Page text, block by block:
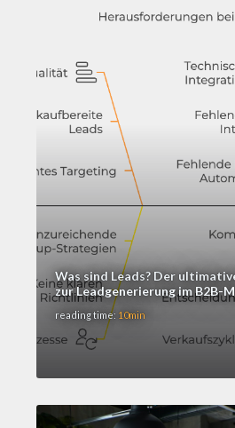
Was sind Leads? Der
zur Leadgenerierung im B2B-
reading time: 10min